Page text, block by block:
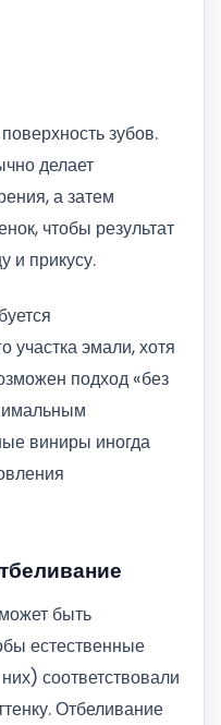
зубов.
делает
а затем
чтобы результат
и прикусу.
участка эмали, хотя
подход «без
виниры иногда
быть
естественные
соответствовали
Отбеливание